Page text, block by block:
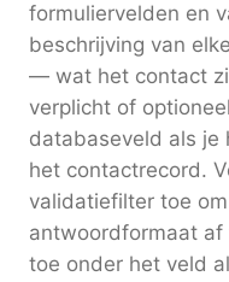
formuliervelden en
beschrijving van
— wat het contact
verplicht of
databaseveld als je
het contactrecord.
validatiefilter toe
antwoordformaat
toe onder het veld